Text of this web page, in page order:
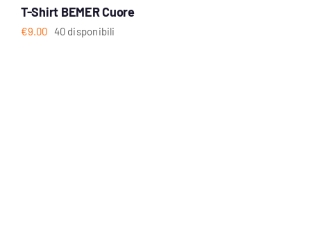
T-Shirt BEMER Cuore
€9.00 40 disponibili